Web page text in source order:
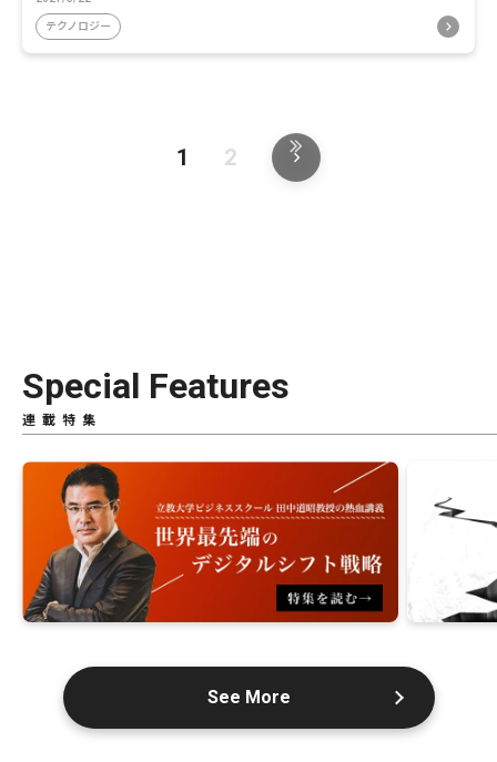
テクノロジー
1 2
Special Features
連載特集
See More